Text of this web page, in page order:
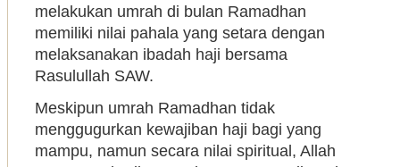
melakukan umrah di bulan Ramadhan
memiliki nilai pahala yang setara dengan
melaksanakan ibadah haji bersama
Rasulullah SAW.
Meskipun umrah Ramadhan tidak
menggugurkan kewajiban haji bagi yang
mampu, namun secara nilai spiritual, Allah